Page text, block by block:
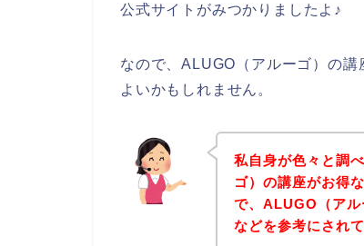
公式サイトがみつかりましたよ♪
なので、ALUGO（アルーゴ）の
よいかもしれません。
私自身が色々と調
ゴ）の講座がお得
で、ALUGO（ア
などを参考にされ